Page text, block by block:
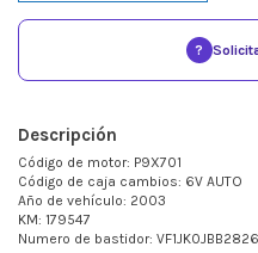
?
Descripción
Código de motor: P9X701
Código de caja cambios: 6V AUTO
Año de vehículo: 2003
KM: 179547
Numero de bastidor: